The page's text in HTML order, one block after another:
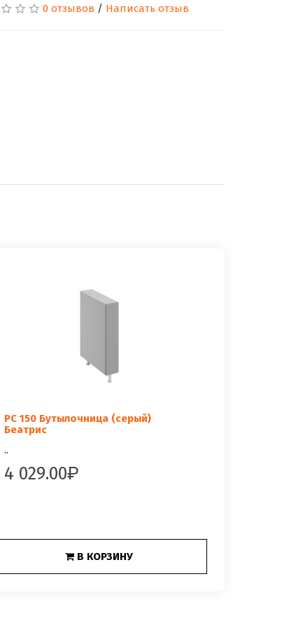
0 отзывов / Написать отзыв
РС 150 Бутылочница (серый)
Беатрис
..
4 029.00
В КОРЗИНУ